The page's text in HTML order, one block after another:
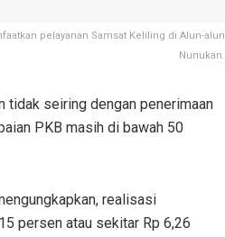
pelayanan Samsat Keliling di Alun-alun
Nunukan.
tidak seiring dengan penerimaan
PKB masih di bawah 50
realisasi
persen atau sekitar Rp 6,26